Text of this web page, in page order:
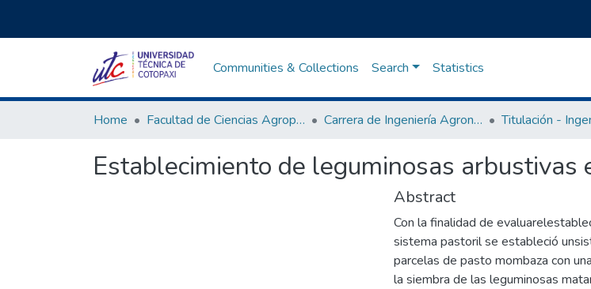
Communities & Collections Search Statistics
Home Facultad de Ciencias Agropecuarias y Recursos Naturales Carrera de Ingeniería Agronómica
Establecimiento de leguminosas
Abstract
Con la finalidad de
sistema pastoril se estableció
parcelas de pasto mombaza con
la siembra de las leguminosas